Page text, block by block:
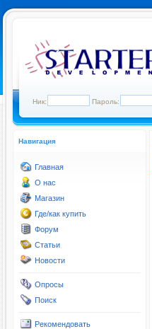
Ник: Пароль:
Навигация
Главная
О нас
Магазин
Где/как купить
Форум
Статьи
Новости
Опросы
Поиск
Рекомендовать